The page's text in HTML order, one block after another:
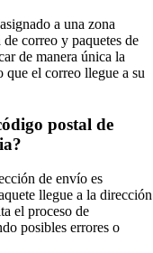
a una zona
correo y paquetes de
de manera única la
el correo llegue a su
postal de
de envío es
llegue a la dirección
el proceso de
posibles errores o